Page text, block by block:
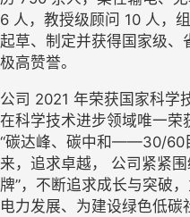
6 人，教授级顾问 10 人，
起草、制定并获得国家级、
极高赞誉。
公司 2021 年荣获国家科学
在科学技术进步领域唯一荣
“碳达峰、碳中和——30/60
来，追求卓越，
公司紧紧围
牌”， 不断追求成长与突破
电力发展、为建设绿色低碳